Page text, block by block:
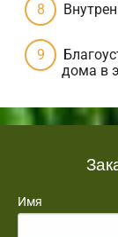
дома в
Имя